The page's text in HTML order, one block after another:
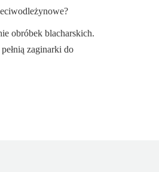
obróbek blacharskich.
zaginarki do